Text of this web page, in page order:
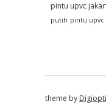
pintu upvc
putih pintu upvc
theme by